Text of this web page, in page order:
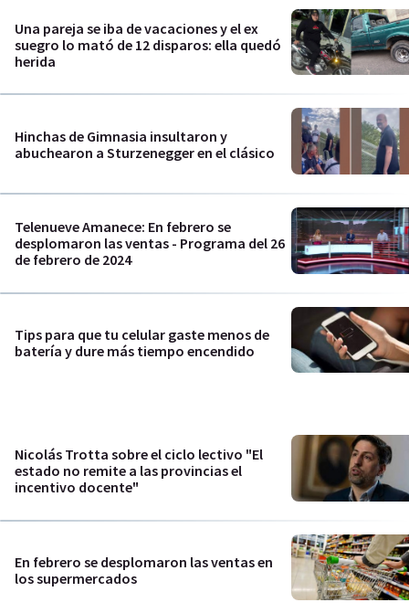
Una pareja se iba de vacaciones y el ex
suegro lo mató de 12 disparos: ella quedó
herida
Hinchas de Gimnasia insultaron y
abuchearon a Sturzenegger en el clásico
Telenueve Amanece: En febrero se
desplomaron las ventas - Programa del 26
de febrero de 2024
Tips para que tu celular gaste menos de
batería y dure más tiempo encendido
Nicolás Trotta sobre el ciclo lectivo "El
estado no remite a las provincias el
incentivo docente"
En febrero se desplomaron las ventas en
los supermercados